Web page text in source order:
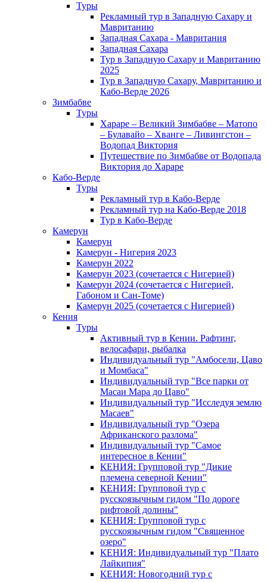
Туры
Рекламный тур в Западную Сахару и
Мавританию
Западная Сахара - Мавритания
Западная Сахара
Тур в Западную Сахару и Мавританию
2025
Тур в Западную Сахару, Мавританию и
Кабо-Верде 2026
Зимбабве
Туры
Хараре – Великий Зимбабве – Матопо
– Булавайо – Хванге – Ливингстон –
Водопад Виктория
Путешествие по Зимбабве от Водопада
Виктория до Хараре
Кабо-Верде
Туры
Рекламный тур в Кабо-Верде
Рекламный тур на Кабо-Верде 2018
Тур в Кабо-Верде
Камерун
Камерун
Камерун - Нигерия 2023
Камерун 2022
Камерун 2023 (сочетается с Нигерией)
Камерун 2024 (сочетается с Нигерией,
Габоном и Сан-Томе)
Камерун 2025 (сочетается с Нигерией)
Кения
Туры
Активный тур в Кении. Рафтинг,
велосафари, рыбалка
Индивидуальный тур "Амбосели, Цаво
и Момбаса"
Индивидуальный тур "Все парки от
Масаи Мара до Цаво"
Индивидуальный тур "Исследуя землю
Масаев"
Индивидуальный тур "Озера
Африканского разлома"
Индивидуальный тур "Самое
интересное в Кении"
КЕНИЯ: Групповой тур "Дикие
племена северной Кении"
КЕНИЯ: Групповой тур с
русскоязычным гидом "По дороге
рифтовой долины"
КЕНИЯ: Групповой тур с
русскоязычным гидом "Священное
озеро"
КЕНИЯ: Индивидуальный тур "Плато
Лайкипия"
КЕНИЯ: Новогодний тур с